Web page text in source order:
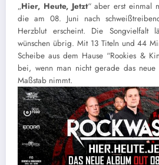
„Hier, Heute, Jetzt“ aber erst einmal
die am 08. Juni nach
Herzblut erscheint. Die Songvielfalt
wünschen übrig. Mit 13 Titeln und 44
Scheibe aus dem Hause “Rookies &
bei, wenn man nicht gerade das
Maßstab nimmt.